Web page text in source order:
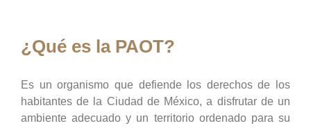
¿Qué es la PAOT?
Es un organismo que defiende los derechos de los
habitantes de la Ciudad de México, a disfrutar de un
ambiente adecuado y un territorio ordenado para su